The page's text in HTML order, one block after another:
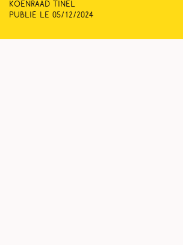
Koenraad Tinel
Publié le 05/12/2024